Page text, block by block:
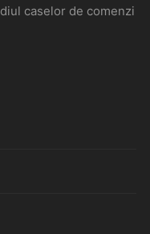
caselor de comenzi